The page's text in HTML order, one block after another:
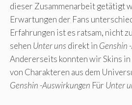
dieser Zusammenarbeit getätigt
Erwartungen der Fans
Erfahrungen ist es ratsam, nicht
sehen Unter uns direkt in Genshin
Andererseits konnten wir Skins
von Charakteren aus dem
Genshin -Auswirkungen Für Unter